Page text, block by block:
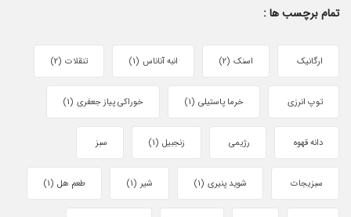
تمام برچسب ها :
ارگانیک اسنک (2) انبه آناناس (1) تنقلات (2)
توپ انرزی خرما پاستیلی (1) خوراکی پیاز جعفری (1)
دانه قهوه رژیمی زنجبیل (1) سبز
سبزیجات شوید پنیری (1) شیر (1) طعم هل (1)